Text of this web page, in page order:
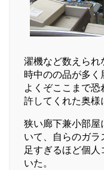
濯機など数えら
時中のの品が多く
よくぞここまで
許してくれた奥様
狭い廊下兼小部
いて、自らのガ
足すぎるほど個
いた。